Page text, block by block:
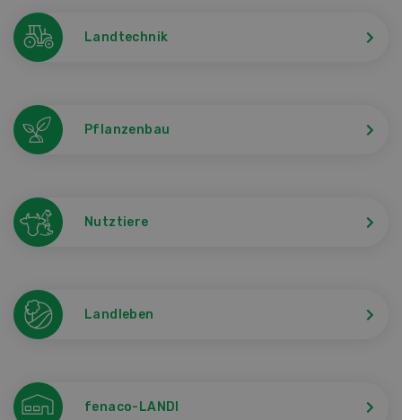
Landtechnik
Pflanzenbau
Nutztiere
Landleben
fenaco-LANDI